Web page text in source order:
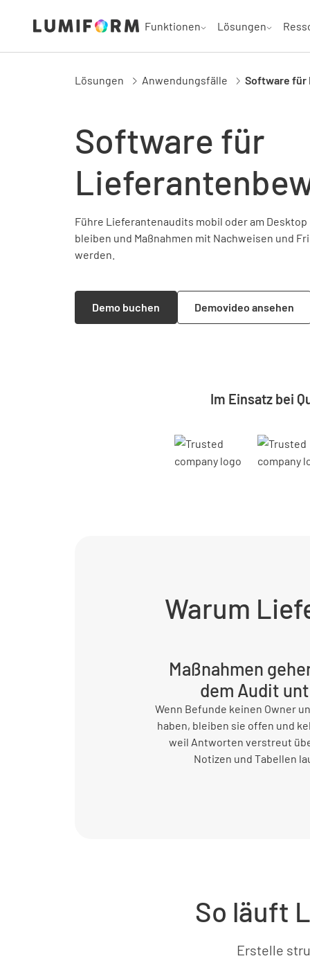
Funktionen Lösungen
Lösungen Anwendungsfälle Software für
Software für
Führe Lieferantenaudits mobil oder am
bleiben und Maßnahmen mit Nachweisen und
werden.
Demo buchen Demovideo ansehen
Im Einsatz bei
Warum
Maßnahmen
dem Audit
Wenn Befunde keinen Owner
haben, bleiben sie offen und
weil Antworten verstreut
Notizen und Tabellen
So läuft
Erstelle